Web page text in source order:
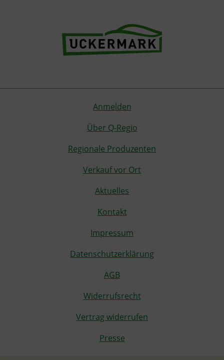
Anmelden
Über Q-Regio
Regionale Produzenten
Verkauf vor Ort
Aktuelles
Kontakt
Impressum
Datenschutzerklärung
AGB
Widerrufsrecht
Vertrag widerrufen
Presse